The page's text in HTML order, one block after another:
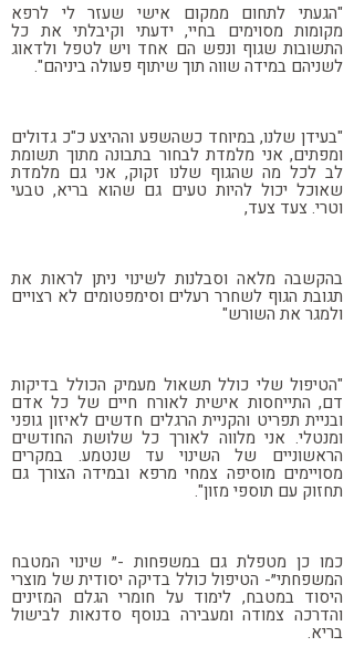
"הגעתי לתחום ממקום אישי שעזר לי לרפא
מקומות מסוימים בחיי, ידעתי וקיבלתי את כל
התשובות שגוף ונפש הם אחד ויש לטפל ולדאוג
לשניהם במידה שווה תוך שיתוף פעולה ביניהם".
"בעידן שלנו, במיוחד כשהשפע וההיצע כ"כ גדולים
ומפתים, אני מלמדת לבחור בתבונה מתוך תשומת
לב לכל מה שהגוף שלנו זקוק, אני גם מלמדת
שאוכל יכול להיות טעים גם שהוא בריא, טבעי
וטרי. צעד צעד,
בהקשבה מלאה וסבלנות לשינוי ניתן לראות את
תגובת הגוף לשחרר רעלים וסימפטומים לא רצויים
ולמגר את השורש"
"הטיפול שלי כולל תשאול מעמיק הכולל בדיקות
דם, התייחסות אישית לאורח חיים של כל אדם
ובניית תפריט והקניית הרגלים חדשים לאיזון גופני
ומנטלי. אני מלווה לאורך כל שלושת החודשים
הראשוניים של השינוי עד שנטמע. במקרים
מסויימים מוסיפה צמחי מרפא ובמידה הצורך גם
תחזוק עם תוספי מזון".
כמו כן מטפלת גם במשפחות -״ שינוי המטבח
המשפחתי״- הטיפול כולל בדיקה יסודית של מוצרי
היסוד במטבח, לימוד על חומרי הגלם המזינים
והדרכה צמודה ומעבירה בנוסף סדנאות לבישול
בריא.